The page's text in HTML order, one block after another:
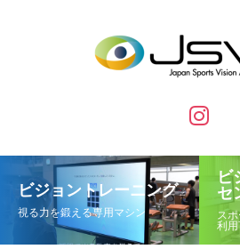
ビジョントレーニング
視る力を鍛える専用マシン
ビ
セ
ス
利